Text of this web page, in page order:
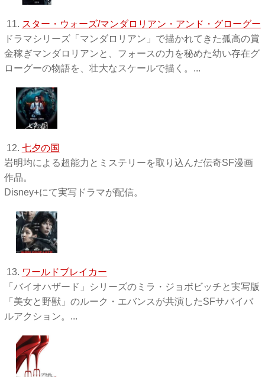
11. スター・ウォーズ/マンダロリアン・アンド・グローグー
ドラマシリーズ「マンダロリアン」で描かれてきた孤高の賞
金稼ぎマンダロリアンと、フォースの力を秘めた幼い存在グ
ローグーの物語を、壮大なスケールで描く。...
12. 七夕の国
岩明均による超能力とミステリーを取り込んだ伝奇SF漫画
作品。
Disney+にて実写ドラマが配信。
13. ワールドブレイカー
「バイオハザード」シリーズのミラ・ジョボビッチと実写版
「美女と野獣」のルーク・エバンスが共演したSFサバイバ
ルアクション。...